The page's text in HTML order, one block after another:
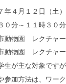
年４月１２日（土）
０分～１１時３０分
動物園 レクチャ
動物園 レクチャ
生が主な対象です
参加方法は、ワー